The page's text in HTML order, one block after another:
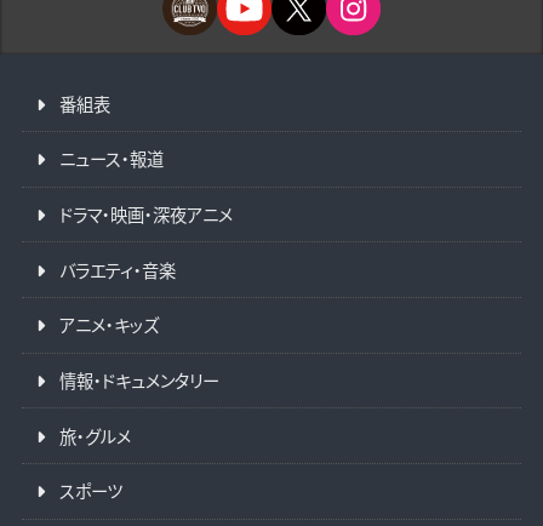
番組表
ニュース・報道
ドラマ・映画・深夜アニメ
バラエティ・音楽
アニメ・キッズ
情報・ドキュメンタリー
旅・グルメ
スポーツ